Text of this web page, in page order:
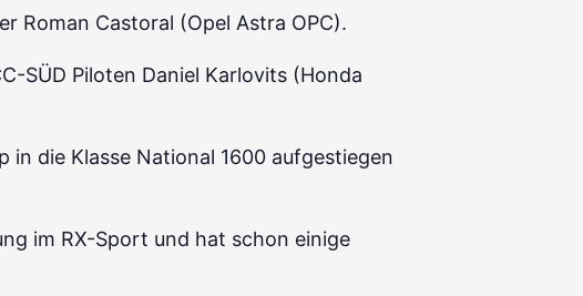
Roman Castoral (Opel Astra OPC).
SÜD Piloten Daniel Karlovits (Honda
in die Klasse National 1600 aufgestiegen
im RX-Sport und hat schon einige